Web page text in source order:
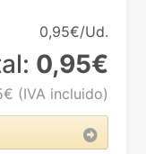
0,95€/Ud.
0,95€
(IVA incluido)